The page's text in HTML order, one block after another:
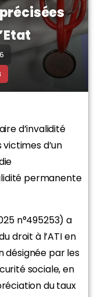
d’invalidité
d’un
permanente
n°495253) a
droit à l’ATI en
désignée par les
sociale, en
du taux